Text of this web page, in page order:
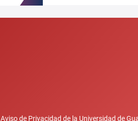
Aviso de Privacidad de la Universidad de